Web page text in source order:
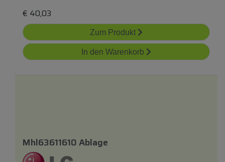
€ 40,03
Zum Produkt
In den Warenkorb
Mhl63611610 Ablage